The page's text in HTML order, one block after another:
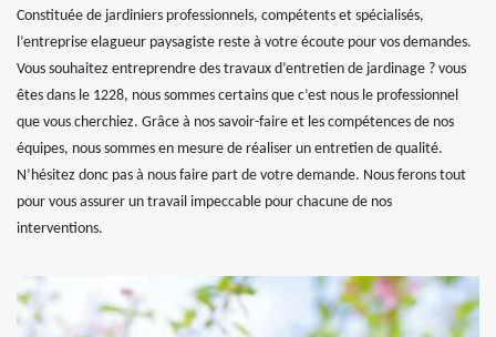
Constituée de jardiniers professionnels, compétents et spécialisés,
l’entreprise elagueur paysagiste reste à votre écoute pour vos demandes.
Vous souhaitez entreprendre des travaux d’entretien de jardinage ? vous
êtes dans le 1228, nous sommes certains que c’est nous le professionnel
que vous cherchiez. Grâce à nos savoir-faire et les compétences de nos
équipes, nous sommes en mesure de réaliser un entretien de qualité.
N’hésitez donc pas à nous faire part de votre demande. Nous ferons tout
pour vous assurer un travail impeccable pour chacune de nos
interventions.